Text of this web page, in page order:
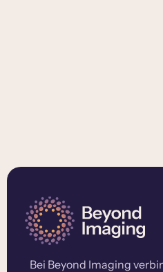
Bei Beyond Imaging